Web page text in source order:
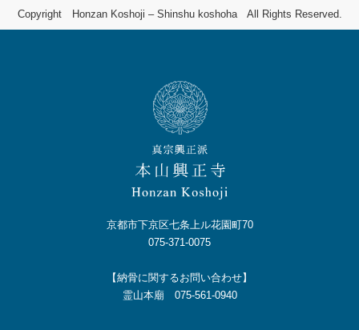
Copyright Honzan Koshoji – Shinshu koshoha All Rights Reserved.
京都市下京区七条上ル花園町70
075-371-0075
【納骨に関するお問い合わせ】
霊山本廟 075-561-0940